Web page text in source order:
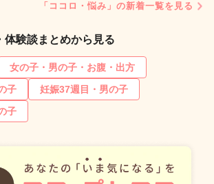
「ココロ・悩み」の新着一覧を見る
体験談まとめから見る
女の子・男の子・お腹・出方
子
妊娠37週目・男の子
子